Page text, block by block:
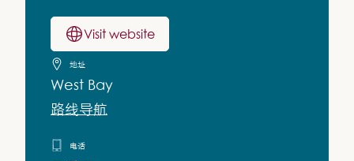
Visit website
地址
West Bay
路线导航
电话